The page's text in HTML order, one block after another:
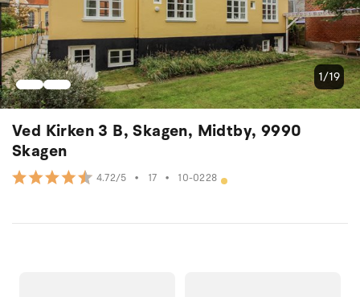
Ved Kirken 3 B, Skagen, Midtby, 9990
Skagen
4.72/5 • 17 • 10-0228
1/19